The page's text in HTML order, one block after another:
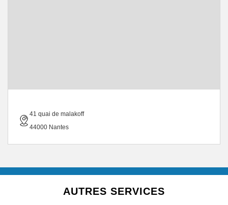
41 quai de malakoff
44000 Nantes
AUTRES SERVICES